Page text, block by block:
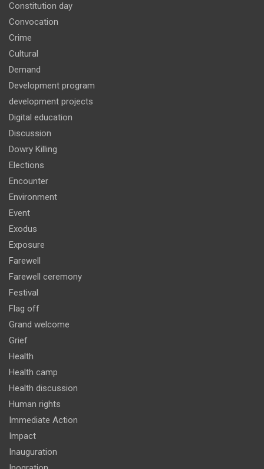
Constitution day
Convocation
Crime
Cultural
Demand
Development program
development projects
Digital education
Discussion
Dowry Killing
Elections
Encounter
Environment
Event
Exodus
Exposure
Farewell
Farewell ceremony
Festival
Flag off
Grand welcome
Grief
Health
Health camp
Health discussion
Human rights
Immediate Action
Impact
Inauguration